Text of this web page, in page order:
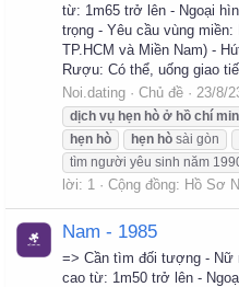
từ: 1m65 trở lên - Ngoại
trọng - Yêu cầu vùng
TP.HCM và Miền Nam) -
Rượu: Có thể, uống giao
Noi.dating
Chủ đề 23/8/
dịch vụ hẹn hò ở hồ chí
hẹn hò hẹn hò sài gòn
tìm người yêu sinh năm
lời: 1
Cộng đồng: Hồ Sơ
Nam - 1985
=> Cần tìm đối tượng - Nữ
cao từ: 1m50 trở lên -